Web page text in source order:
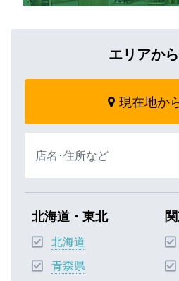
エリアか
現在地か
北海道・東北
北海道
青森県